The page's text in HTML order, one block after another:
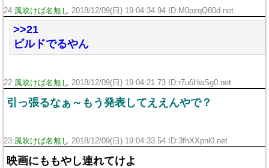
24:風吹けば名無し 2018/12/09(日) 19:04:34.94 ID:M0pzqQ80d.net
>>21
ビルドでるやん
22:風吹けば名無し 2018/12/09(日) 19:04:21.73 ID:r7u6HwSg0.net
引っ張るなぁ～もう発表してええんやで？
23:風吹けば名無し 2018/12/09(日) 19:04:33.54 ID:3fhXXpnl0.net
映画にももやし連れてけよ